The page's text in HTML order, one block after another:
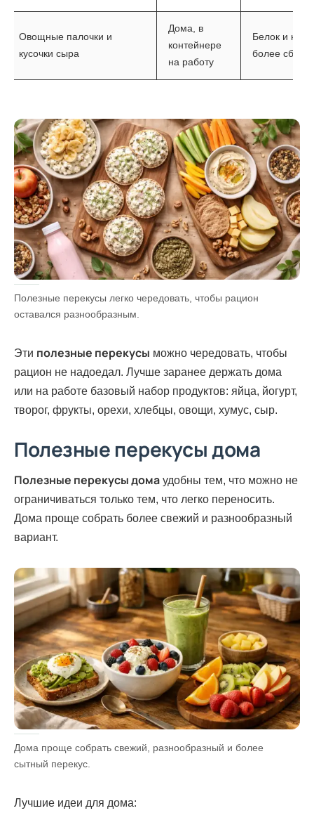
Овощные палочки и
кусочки сыра
Дома, в
контейнере
на работу
Белок и
более
Полезные перекусы легко чередовать, чтобы рацион
оставался разнообразным.
Эти полезные перекусы можно чередовать, чтобы
рацион не надоедал. Лучше заранее держать дома
или на работе базовый набор продуктов: яйца, йогурт,
творог, фрукты, орехи, хлебцы, овощи, хумус, сыр.
Полезные перекусы дома
Полезные перекусы дома удобны тем, что можно не
ограничиваться только тем, что легко переносить.
Дома проще собрать более свежий и разнообразный
вариант.
Дома проще собрать свежий, разнообразный и более
сытный перекус.
Лучшие идеи для дома: